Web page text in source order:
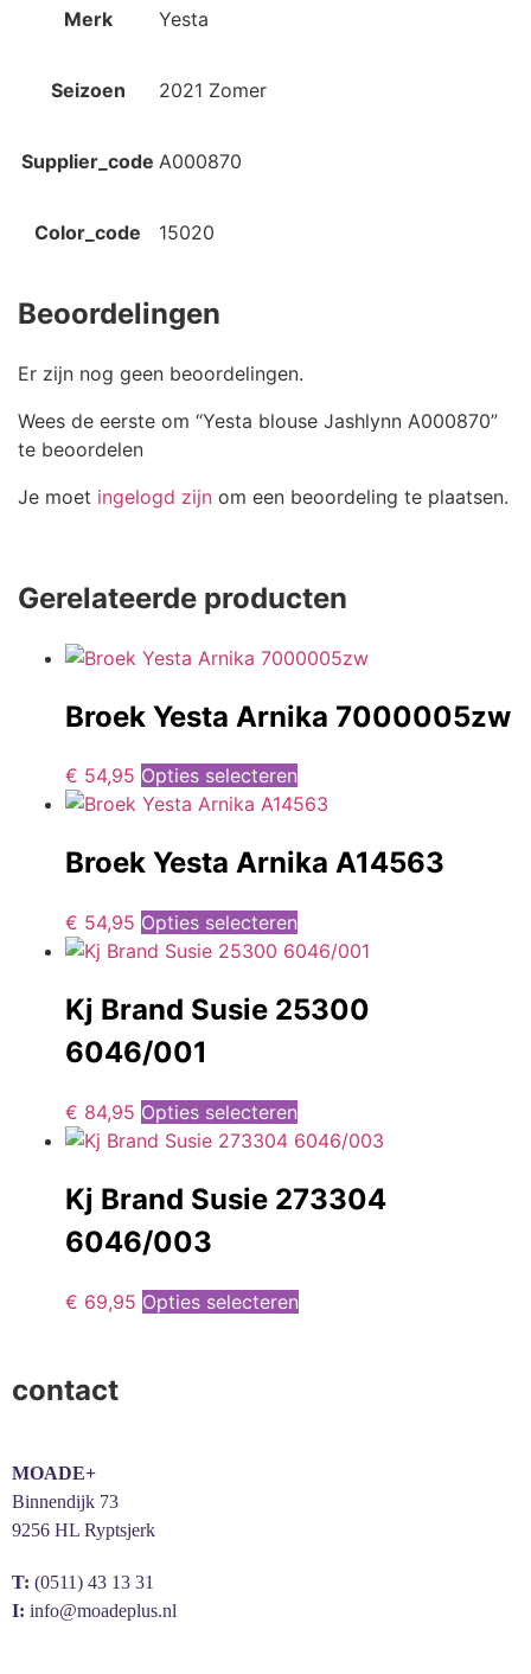
Merk Yesta
Seizoen 2021 Zomer
Supplier_code A000870
Color_code 15020
Beoordelingen
Er zijn nog geen beoordelingen.
Wees de eerste om “Yesta blouse Jashlynn A000870”
te beoordelen
Je moet ingelogd zijn om een beoordeling te plaatsen.
Gerelateerde producten
Broek Yesta Arnika 7000005zw
€ 54,95 Opties selecteren
Broek Yesta Arnika A14563
€ 54,95 Opties selecteren
Kj Brand Susie 25300
6046/001
€ 84,95 Opties selecteren
Kj Brand Susie 273304
6046/003
€ 69,95 Opties selecteren
contact
MOADE+
Binnendijk 73
9256 HL Ryptsjerk
T: (0511) 43 13 31
I: info@moadeplus.nl